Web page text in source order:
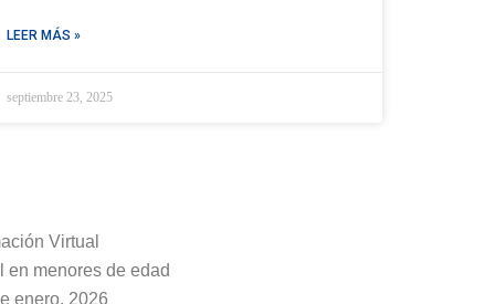
LEER MÁS »
septiembre 23, 2025
Virtual
menores de edad
enero, 2026